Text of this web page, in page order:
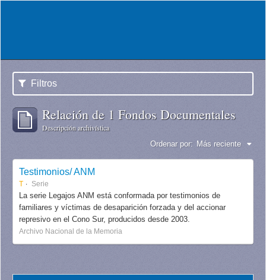
Filtros
Relación de 1 Fondos Documentales
Descripción archivística
Ordenar por: Más reciente
Testimonios/ ANM
T Serie
La serie Legajos ANM está conformada por testimonios de
familiares y víctimas de desaparición forzada y del accionar
represivo en el Cono Sur, producidos desde 2003.
Archivo Nacional de la Memoria